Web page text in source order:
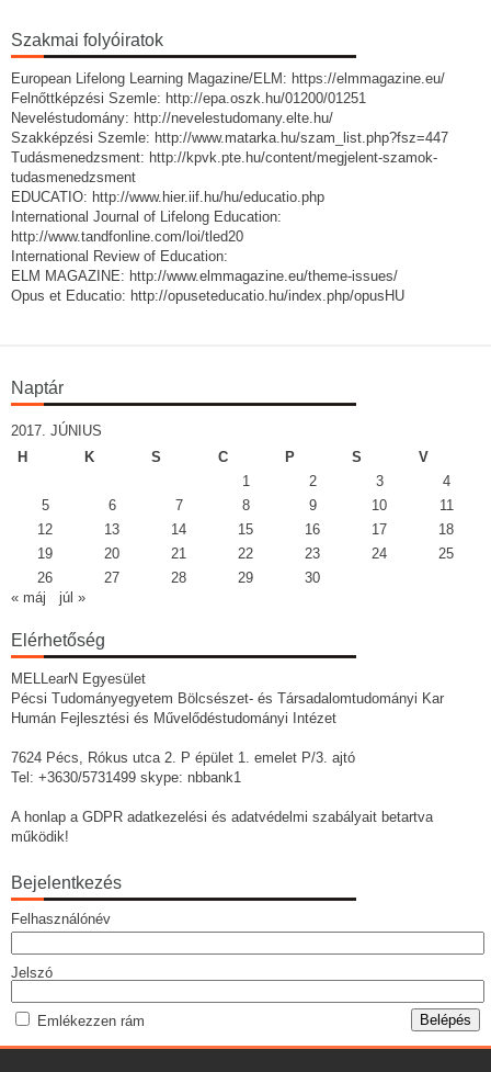
Szakmai folyóiratok
European Lifelong Learning Magazine/ELM: https://elmmagazine.eu/
Felnőttképzési Szemle: http://epa.oszk.hu/01200/01251
Neveléstudomány: http://nevelestudomany.elte.hu/
Szakképzési Szemle: http://www.matarka.hu/szam_list.php?fsz=447
Tudásmenedzsment: http://kpvk.pte.hu/content/megjelent-szamok-
tudasmenedzsment
EDUCATIO: http://www.hier.iif.hu/hu/educatio.php
International Journal of Lifelong Education:
http://www.tandfonline.com/loi/tled20
International Review of Education:
ELM MAGAZINE: http://www.elmmagazine.eu/theme-issues/
Opus et Educatio: http://opuseteducatio.hu/index.php/opusHU
Naptár
2017. JÚNIUS
H
K S C P S
V
1
2 3
4
5
6 7 8 9 10
11
12
13 14 15 16 17
18
19
20 21 22 23 24
25
26
27 28 29
30
« máj
júl »
Elérhetőség
MELLearN Egyesület
Pécsi Tudományegyetem Bölcsészet- és Társadalomtudományi Kar
Humán Fejlesztési és Művelődéstudományi Intézet
7624 Pécs, Rókus utca 2. P épület 1. emelet P/3. ajtó
Tel: +3630/5731499 skype: nbbank1
A honlap a GDPR adatkezelési és adatvédelmi szabályait betartva
működik!
Bejelentkezés
Felhasználónév
Jelszó
Emlékezzen rám